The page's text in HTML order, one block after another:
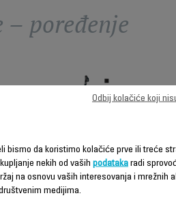
– poređenje
X-CLEAN 2,
2-U-1
USISIVAČ
bismo da koristimo kolačiće prve ili treće
nekih od vaših podataka radi
na osnovu vaših interesovanja i mrežnih
medijima.
Odbij kolačiće koji